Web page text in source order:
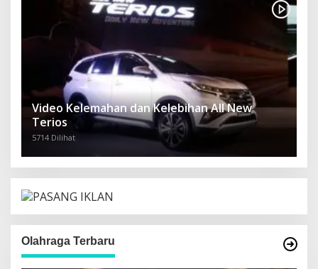
Video Kelemahan dan Kelebihan All New
Terios
5714 Dilihat
Olahraga Terbaru